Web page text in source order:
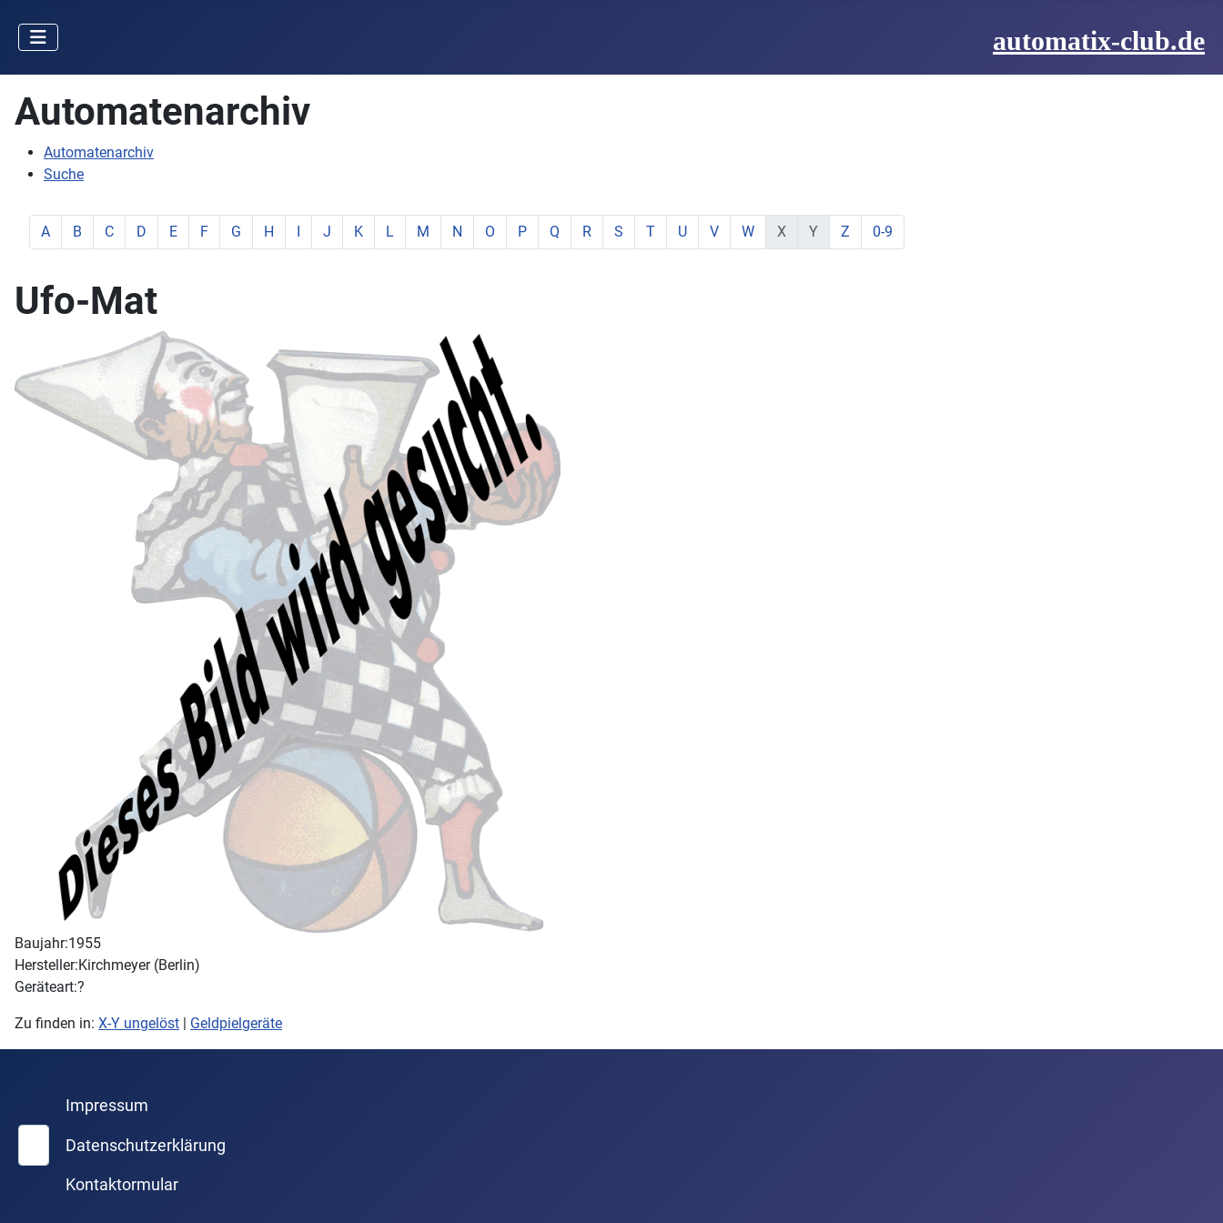
automatix-club.de
Automatenarchiv
Automatenarchiv
Suche
zeige Elemente mit Buchstabe:
A zeige Elemente mit Buchstabe:
B zeige Elemente mit Buchstabe:
C zeige Elemente mit Buchstabe:
D zeige Elemente mit Buchstabe:
E zeige Elemente mit Buchstabe:
F zeige Elemente mit Buchstabe:
G zeige Elemente mit Buchstabe:
H zeige Elemente mit Buchstabe:
I zeige Elemente mit Buchstabe:
J zeige Elemente mit Buchstabe:
K zeige Elemente mit Buchstabe:
L zeige Elemente mit Buchstabe:
M zeige Elemente mit Buchstabe:
N zeige Elemente mit Buchstabe:
O zeige Elemente mit Buchstabe:
P zeige Elemente mit Buchstabe:
Q zeige Elemente mit Buchstabe:
R zeige Elemente mit Buchstabe:
S zeige Elemente mit Buchstabe:
T zeige Elemente mit Buchstabe:
U zeige Elemente mit Buchstabe:
V zeige Elemente mit Buchstabe:
W keine Elemente mit Buchstabe:
X keine Elemente mit Buchstabe:
Y zeige Elemente mit Buchstabe:
Z zeige Elemente mit Buchstabe:
0-9
Ufo-Mat
Baujahr:1955
Hersteller:Kirchmeyer (Berlin)
Geräteart:?
Zu finden in: X-Y ungelöst | Geldpielgeräte
Suchen
Impressum
Datenschutzerklärung
Kontaktormular